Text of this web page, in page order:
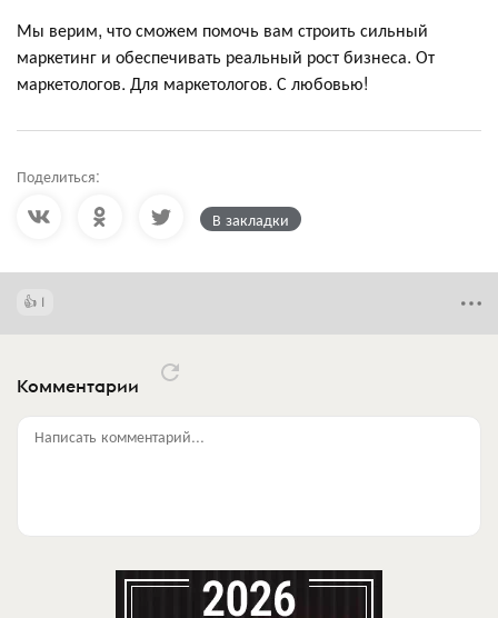
Мы верим, что сможем помочь вам строить сильный
маркетинг и обеспечивать реальный рост бизнеса. От
маркетологов. Для маркетологов. С любовью!
Поделиться:
В закладки
1
Комментарии
Написать комментарий...